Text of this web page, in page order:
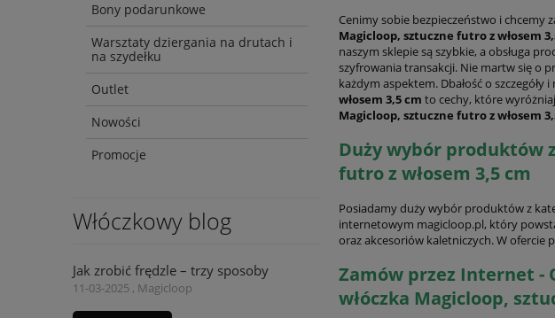
Bony podarunkowe
Warsztaty dziergania na drutach i
na szydełku
Outlet
Nowości
Promocje
Włóczkowy blog
Jak zrobić frędzle – trzy sposoby
11-03-2025 , Magicloop
Cenimy sobie bezpieczeństwo i
Magicloop, sztuczne futro z włosem
naszym sklepie są szybkie, a obsługa
szyfrowania transakcji. Nie martw się o
każdym aspektem. Dbałość o
włosem 3,5 cm to cechy, które
Magicloop, sztuczne futro z włosem
Duży wybór produktów
futro z włosem 3,5 cm
Posiadamy duży wybór produktów z
internetowym magicloop.pl, który
oraz akcesoriów kaletniczych. W
Zamów przez Internet -
włóczka Magicloop,